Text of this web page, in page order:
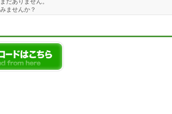
ませんか？